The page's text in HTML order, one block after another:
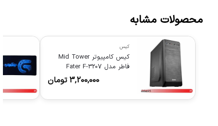
محصولات مشابه
کیس
کیس کامپیوتر Mid Tower
فاطر مدل Fater F-3207
3,200,000 تومان